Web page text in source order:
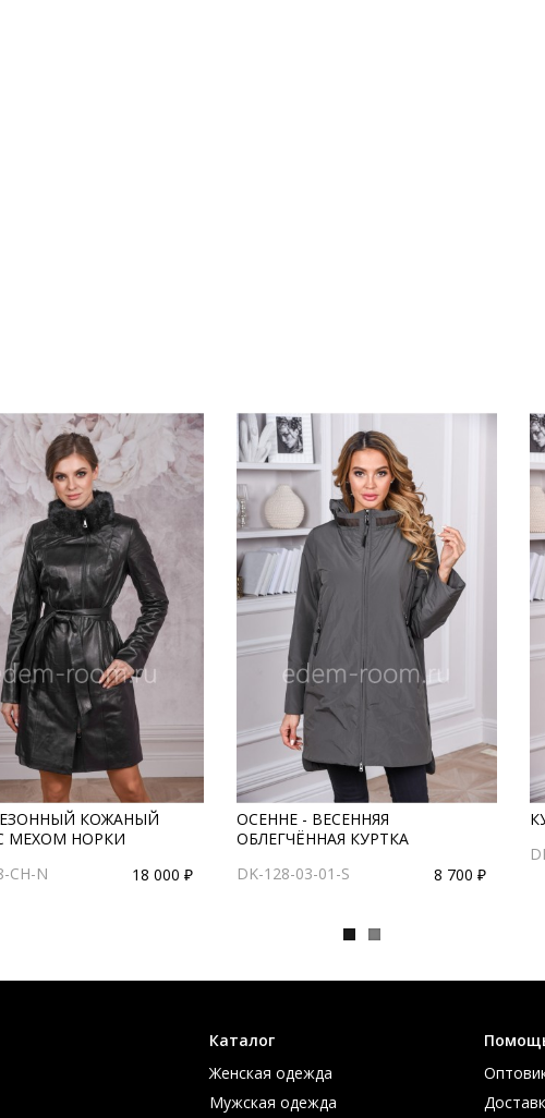
КОЖАНЫЙ
МЕХОМ НОРКИ
CH-N
18 000 ₽
ОСЕННЕ - ВЕСЕННЯЯ
ОБЛЕГЧЁННАЯ КУРТКА
DK-128-03-01-S
8 700 ₽
Каталог
Женская одежда
Мужская одежда